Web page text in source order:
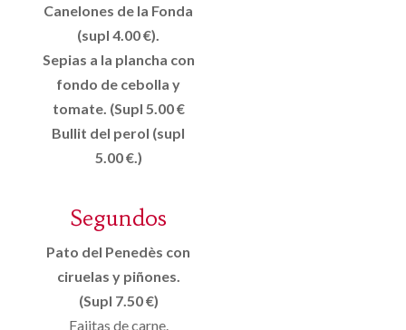
Canelones de la Fonda
(supl 4.00 €).
Sepias a la plancha con
fondo de cebolla y
tomate. (Supl 5.00 €
Bullit del perol (supl
5.00 €.)
Segundos
Pato del Penedès con
ciruelas y piñones.
(Supl 7.50 €)
Fajitas de carne.